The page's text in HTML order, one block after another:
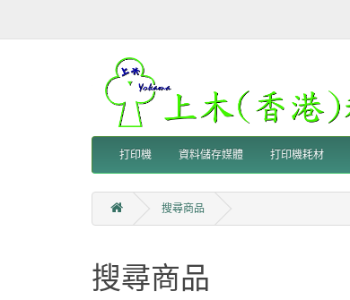
打印機 資料儲存媒體 打印機耗材
搜尋商品
搜尋商品